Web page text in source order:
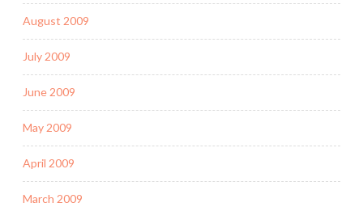
August 2009
July 2009
June 2009
May 2009
April 2009
March 2009